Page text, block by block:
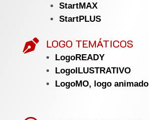
StartMAX
StartPLUS
 LOGO TEMÁTICOS
LogoREADY
LogoILUSTRATIVO
LogoMO, logo animado